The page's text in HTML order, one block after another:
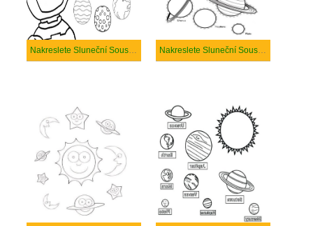
Nakreslete Sluneční Soustava tisknutelné pro děti Nakreslete Sluneční Soustava tisknutelné